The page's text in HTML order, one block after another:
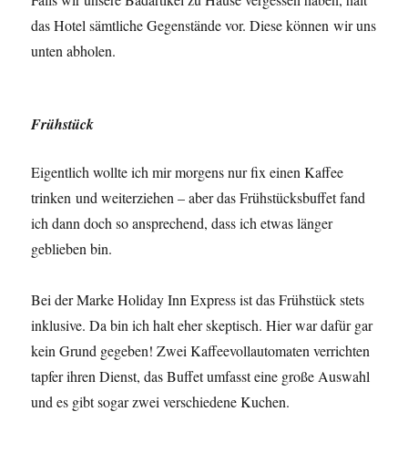
das Hotel sämtliche Gegenstände vor. Diese können wir uns
unten abholen.
Frühstück
Eigentlich wollte ich mir morgens nur fix einen Kaffee
trinken und weiterziehen – aber das Frühstücksbuffet fand
ich dann doch so ansprechend, dass ich etwas länger
geblieben bin.
Bei der Marke Holiday Inn Express ist das Frühstück stets
inklusive. Da bin ich halt eher skeptisch. Hier war dafür gar
kein Grund gegeben! Zwei Kaffeevollautomaten verrichten
tapfer ihren Dienst, das Buffet umfasst eine große Auswahl
und es gibt sogar zwei verschiedene Kuchen.